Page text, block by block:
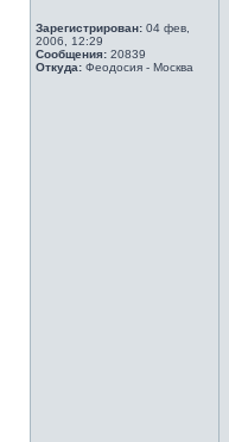
Зарегистрирован: 04 фев,
2006, 12:29
Сообщения: 20839
Откуда: Феодосия - Москва